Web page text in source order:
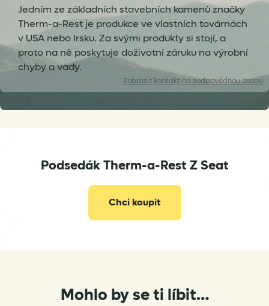
Jedním ze základních stavebních kamenů značky
Therm-a-Rest je produkce ve vlastních továrnách
v USA nebo Irsku. Za svými produkty si stojí, a
proto na ně poskytuje doživotní záruku na výrobní
chyby a vady.
Zobrazit kontakt na zodpovědnou osobu
info@vertone.cz
Podsedák Therm-a-Rest Z Seat
Chci koupit
Mohlo by se ti líbit…